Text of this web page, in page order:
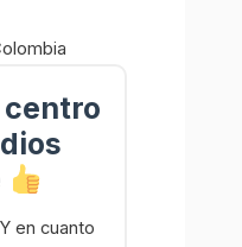
centro
en cuanto